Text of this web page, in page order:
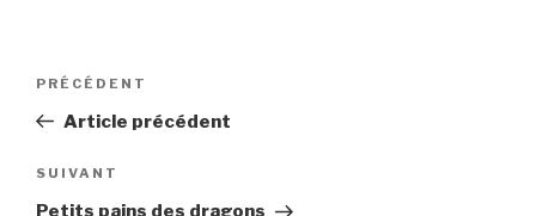
Navigation
l’article
Article
précédent
PRÉCÉDENT
Article précédent
Article
suivant
SUIVANT
Petits pains des dragons